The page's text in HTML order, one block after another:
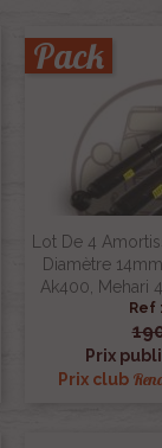
Lot De 4
Diamètre
Ak400, Mehari
Ref
Prix
Prix club
Pack
